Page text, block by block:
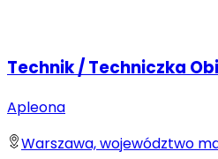
Technik / Techniczka
Apleona
Warszawa, województwo